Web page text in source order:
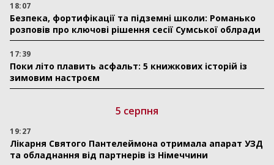
18:07
Безпека, фортифікації та підземні школи: Романько
розповів про ключові рішення сесії Сумської облради
17:39
Поки літо плавить асфальт: 5 книжкових історій із
зимовим настроєм
5 серпня
19:27
Лікарня Святого Пантелеймона отримала апарат УЗД
та обладнання від партнерів із Німеччини